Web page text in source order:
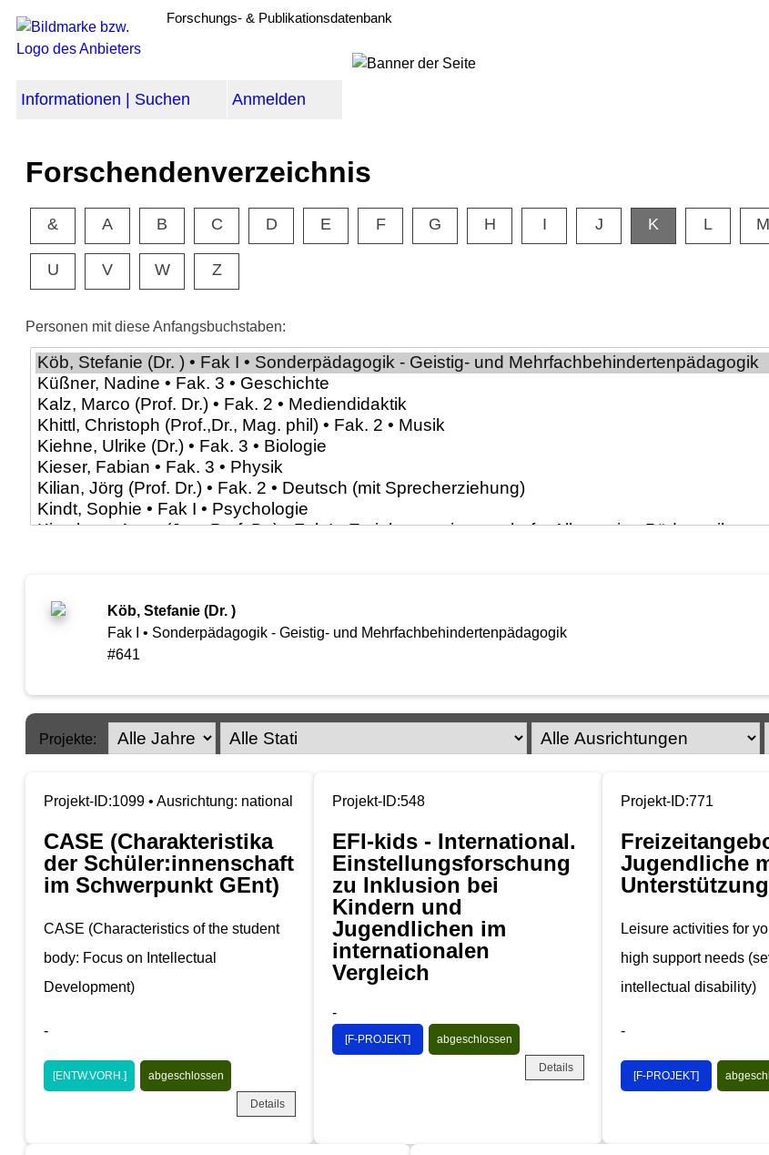
Forschungs- & Publikationsdatenbank
Informationen | Suchen Anmelden
Forschendenverzeichnis
& A B C D E F G H I J K L M
U V W Z
Personen mit diese Anfangsbuchstaben:
Köb, Stefanie (Dr. )
Fak I • Sonderpädagogik - Geistig- und Mehrfachbehindertenpädagogik
#641
Projekte:
Projekt-ID:1099 • Ausrichtung: national
CASE (Charakteristika
der Schüler:innenschaft
im Schwerpunkt GEnt)
CASE (Characteristics of the student
body: Focus on Intellectual
Development)
-
[ENTW.VORH.] abgeschlossen
Details
Projekt-ID:548
EFI-kids - International.
Einstellungsforschung
zu Inklusion bei
Kindern und
Jugendlichen im
internationalen
Vergleich
-
[F-PROJEKT] abgeschlossen
Details
Projekt-ID:771
Jugendliche
Leisure activities for
high support needs
intellectual disability)
-
[F-PROJEKT]